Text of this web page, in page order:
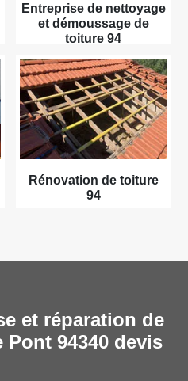
Entreprise de nettoyage
et démoussage de
toiture 94
Rénovation de toiture
94
et réparation de
94340 devis